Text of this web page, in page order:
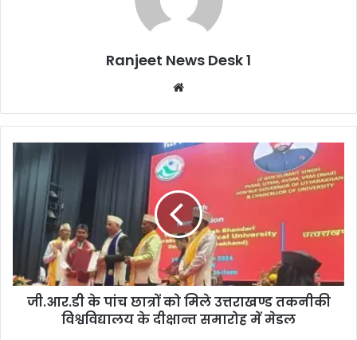
Ranjeet News Desk 1
te
जी.आर.डी के पांच छात्रों को मिले उत्तराखण्ड तकनीकी
विश्वविद्यालय के दीक्षान्त समारोह में मेडल